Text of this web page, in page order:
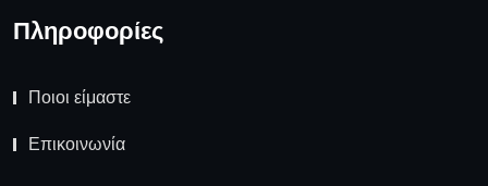
Πληροφορίες
Ποιοι είμαστε
Επικοινωνία